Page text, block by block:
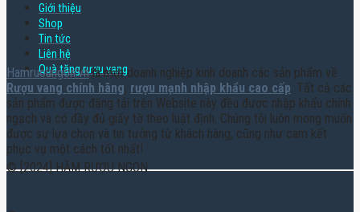
Giới thiệu
Shop
Tin tức
Liên hệ
Quà tặng rượu vang
Hamruoungon.vnlà một doanh nghiệp kinh doanh các sản phẩm về
Rượu vang chính hãng, rượu mạnh nhập khẩu cao cấp . Tất cả các
sản phẩm được đăng tải trên Website này đều được nhập khẩu chính
ngạch và có đầy đủ giấy tờ theo luật định. Chúng tôi luôn mong muốn
được sự lựa chọn và tin tưởng từ khách hàng, cũng như cam kết
phục vụ một cách tốt nhất!
© [2024] HẦM RƯỢU NGON